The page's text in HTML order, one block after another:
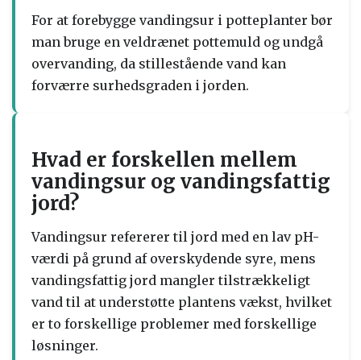
For at forebygge vandingsur i potteplanter bør
man bruge en veldrænet pottemuld og undgå
overvanding, da stillestående vand kan
forværre surhedsgraden i jorden.
Hvad er forskellen mellem
vandingsur og vandingsfattig
jord?
Vandingsur refererer til jord med en lav pH-
værdi på grund af overskydende syre, mens
vandingsfattig jord mangler tilstrækkeligt
vand til at understøtte plantens vækst, hvilket
er to forskellige problemer med forskellige
løsninger.